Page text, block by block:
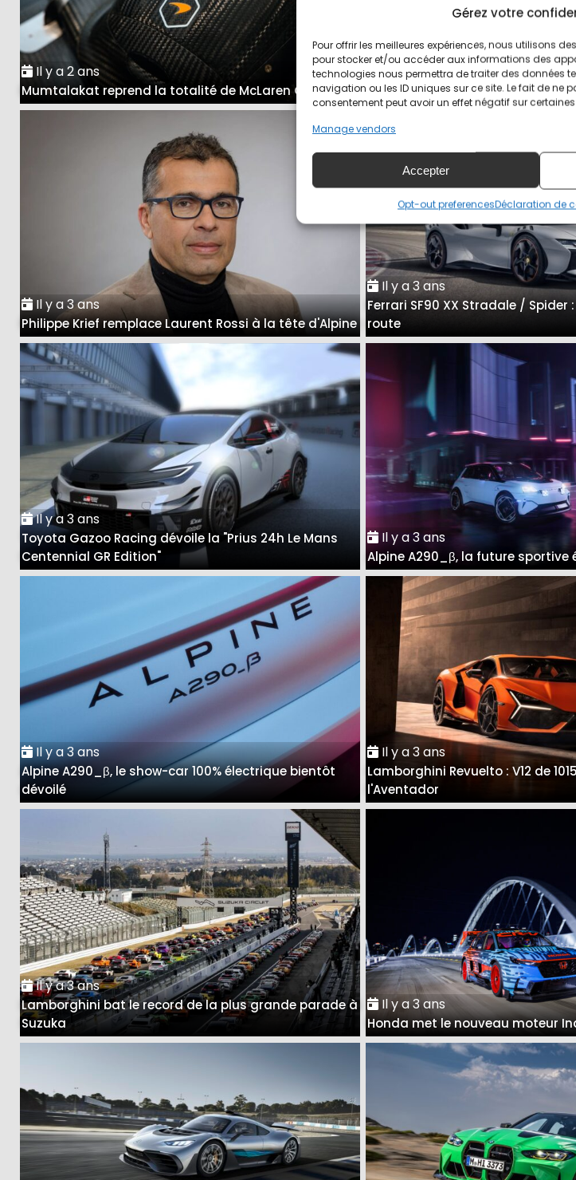
Gérez votre
Pour offrir les meilleures expériences, nous utilisons
pour stocker et/ou accéder aux informations des
technologies nous permettra de traiter des données
navigation ou les ID uniques sur ce site. Le fait de ne
consentement peut avoir un effet négatif sur
Manage vendors
Accepter
Opt-out preferencesDéclaration de
Il y a 2 ans
Mumtalakat reprend la totalité de McLaren Group
Il y a 3 ans
Pierre et Sylvain arrêtent
YouTube
Il y a 3 ans
Philippe Krief remplace Laurent Rossi à la tête d'Alpine
Il y a 3 ans
Ferrari SF90 XX Stradale /
route
Il y a 3 ans
Toyota Gazoo Racing dévoile la "Prius 24h Le Mans
Centennial GR Edition"
Il y a 3 ans
Alpine A290_β, la future sportive
Il y a 3 ans
Alpine A290_β, le show-car 100% électrique bientôt
dévoilé
Il y a 3 ans
Lamborghini Revuelto : V12 de
l'Aventador
Il y a 3 ans
Lamborghini bat le record de la plus grande parade à
Suzuka
Il y a 3 ans
Honda met le nouveau moteur